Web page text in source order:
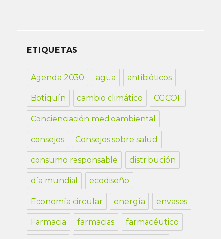
ETIQUETAS
Agenda 2030 agua antibióticos
Botiquín cambio climático CGCOF
Concienciación medioambiental
consejos Consejos sobre salud
consumo responsable distribución
día mundial ecodiseño
Economía circular energía envases
Farmacia farmacias farmacéutico